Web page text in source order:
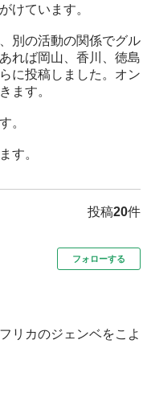
けています。
別の活動の関係でグル
れば岡山、香川、徳島
に投稿しました。オン
ます。
。
す。
投稿20件
フォローする
リカのジェンベをこよ